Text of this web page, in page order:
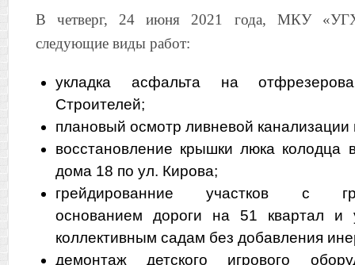
В четверг, 24 июня 2021 года, МКУ
следующие виды работ:
укладка асфальта на
Строителей;
плановый осмотр ливневой канализации
восстановление крышки люка колодца
дома 18 по ул. Кирова;
грейдированние участков с
основанием дороги на 51 квартал
коллективным садам без добавления
демонтаж детского игрового